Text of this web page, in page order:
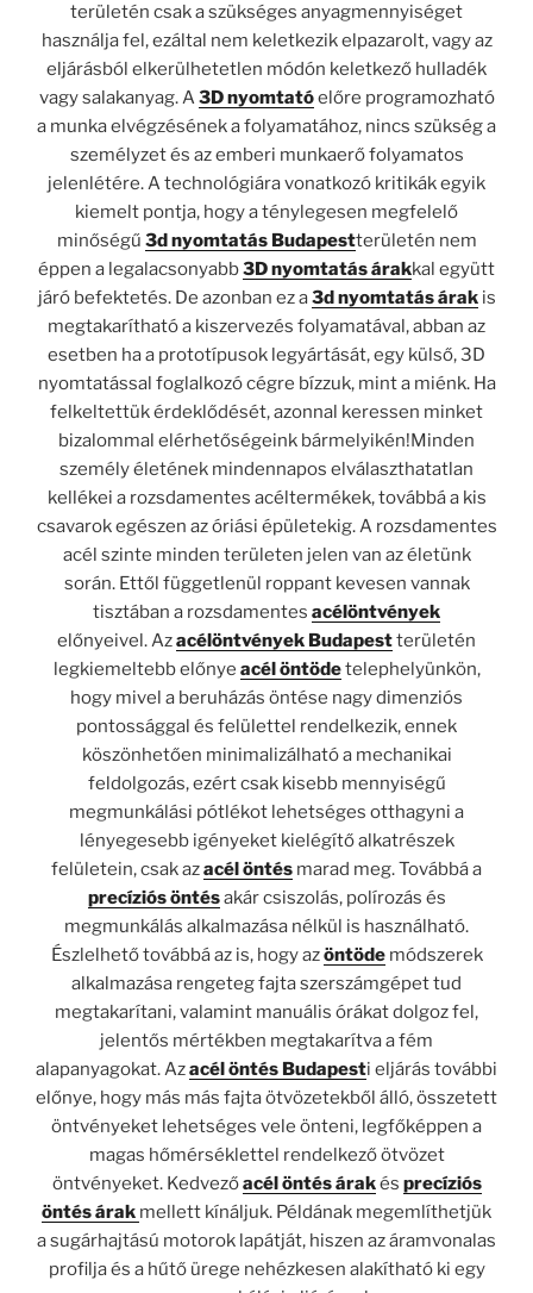
területén csak a szükséges anyagmennyiséget
használja fel, ezáltal nem keletkezik elpazarolt, vagy az
eljárásból elkerülhetetlen módón keletkező hulladék
vagy salakanyag. A3D nyomtatóelőre programozható
a munka elvégzésének a folyamatához, nincs szükség a
személyzet és az emberi munkaerő folyamatos
jelenlétére. A technológiára vonatkozó kritikák egyik
kiemelt pontja, hogy a ténylegesen megfelelő
minőségű 3d nyomtatás Budapestterületén nem
éppen a legalacsonyabb3D nyomtatás árakkal együtt
járó befektetés. De azonban ez a3d nyomtatás árakis
megtakarítható a kiszervezés folyamatával, abban az
esetben ha a prototípusok legyártását, egy külső, 3D
nyomtatással foglalkozó cégre bízzuk, mint a miénk. Ha
felkeltettük érdeklődését, azonnal keressen minket
bizalommal elérhetőségeink bármelyikén!Minden
személy életének mindennapos elválaszthatatlan
kellékei a rozsdamentes acéltermékek, továbbá a kis
csavarok egészen az óriási épületekig. A rozsdamentes
acél szinte minden területen jelen van az életünk
során. Ettől függetlenül roppant kevesen vannak
tisztában a rozsdamentes acélöntvények
előnyeivel. Azacélöntvények Budapestterületén
legkiemeltebb előnye acél öntödetelephelyünkön,
hogy mivel a beruházás öntése nagy dimenziós
pontossággal és felülettel rendelkezik, ennek
köszönhetően minimalizálható a mechanikai
feldolgozás, ezért csak kisebb mennyiségű
megmunkálási pótlékot lehetséges otthagyni a
lényegesebb igényeket kielégítő alkatrészek
felületein, csak azacél öntés marad meg. Továbbá a
precíziós öntésakár csiszolás, polírozás és
megmunkálás alkalmazása nélkül is használható.
Észlelhető továbbá az is, hogy azöntödemódszerek
alkalmazása rengeteg fajta szerszámgépet tud
megtakarítani, valamint manuális órákat dolgoz fel,
jelentős mértékben megtakarítva a fém
alapanyagokat. Azacél öntés Budapesti eljárás további
előnye, hogy más más fajta ötvözetekből álló, összetett
öntvényeket lehetséges vele önteni, legfőképpen a
magas hőmérséklettel rendelkező ötvözet
öntvényeket. Kedvezőacél öntés árakés precíziós
öntés árak mellett kínáljuk. Példának megemlíthetjük
a sugárhajtású motorok lapátját, hiszen az áramvonalas
profilja és a hűtő ürege nehézkesen alakítható ki egy